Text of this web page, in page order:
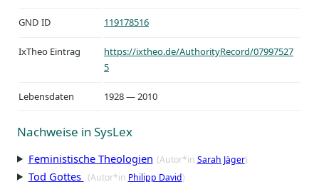
GND ID 119178516
IxTheo Eintrag
https://ixtheo.de/AuthorityRecord/07997527
5
Lebensdaten 1928 — 2010
Nachweise in SysLex
Feministische Theologien (Autor*in Sarah Jäger)
Tod Gottes (Autor*in Philipp David)